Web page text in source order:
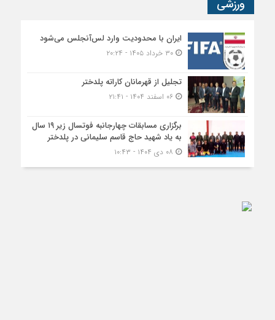
۰۸ دی ۱۴۰۴ - ۱۰:۴۳
بیان روز؛
استفاده رسانه‌های داخلی دارای مجوز از محتوا، با ذکر منبعبیان روزمجازاست.